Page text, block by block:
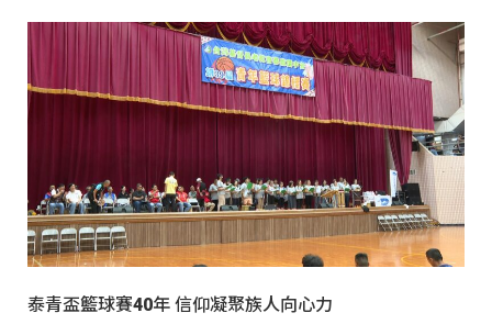
泰青盃籃球賽40年 信仰凝聚族人向心力